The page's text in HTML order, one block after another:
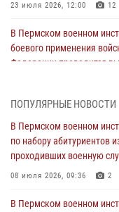
23 июля 2026, 12:00 12
В Пермском военном
боевого применения
Федерации проводится
Командование и личный
Росгвардии поздравили
10 июля 2026, 12:28 2
курсов повышения
ПОПУЛЯРНЫЕ НОВОСТИ
В Пермском военном
по набору абитуриентов
проходивших военную
08 июля 2026, 09:36 2
В Пермском военном